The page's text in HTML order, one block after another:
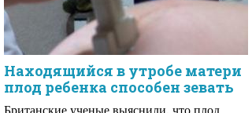
Находящийся в утробе матери
плод ребенка способен зевать
Британские ученые выяснили, что плод